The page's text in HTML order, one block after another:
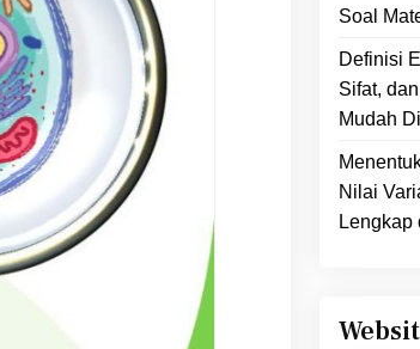
Soal
Definisi
Sifat,
Mudah
Nilai
Lengkap